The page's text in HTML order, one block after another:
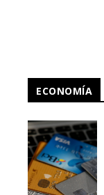
ECONOMÍA